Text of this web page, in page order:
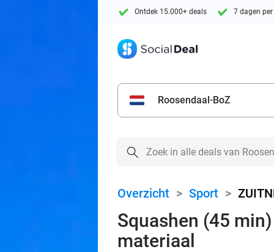
Ontdek 15.000+ deals 7 dagen
Roosendaal-BoZ
Overzicht > Sport >
Squashen (45
materiaal